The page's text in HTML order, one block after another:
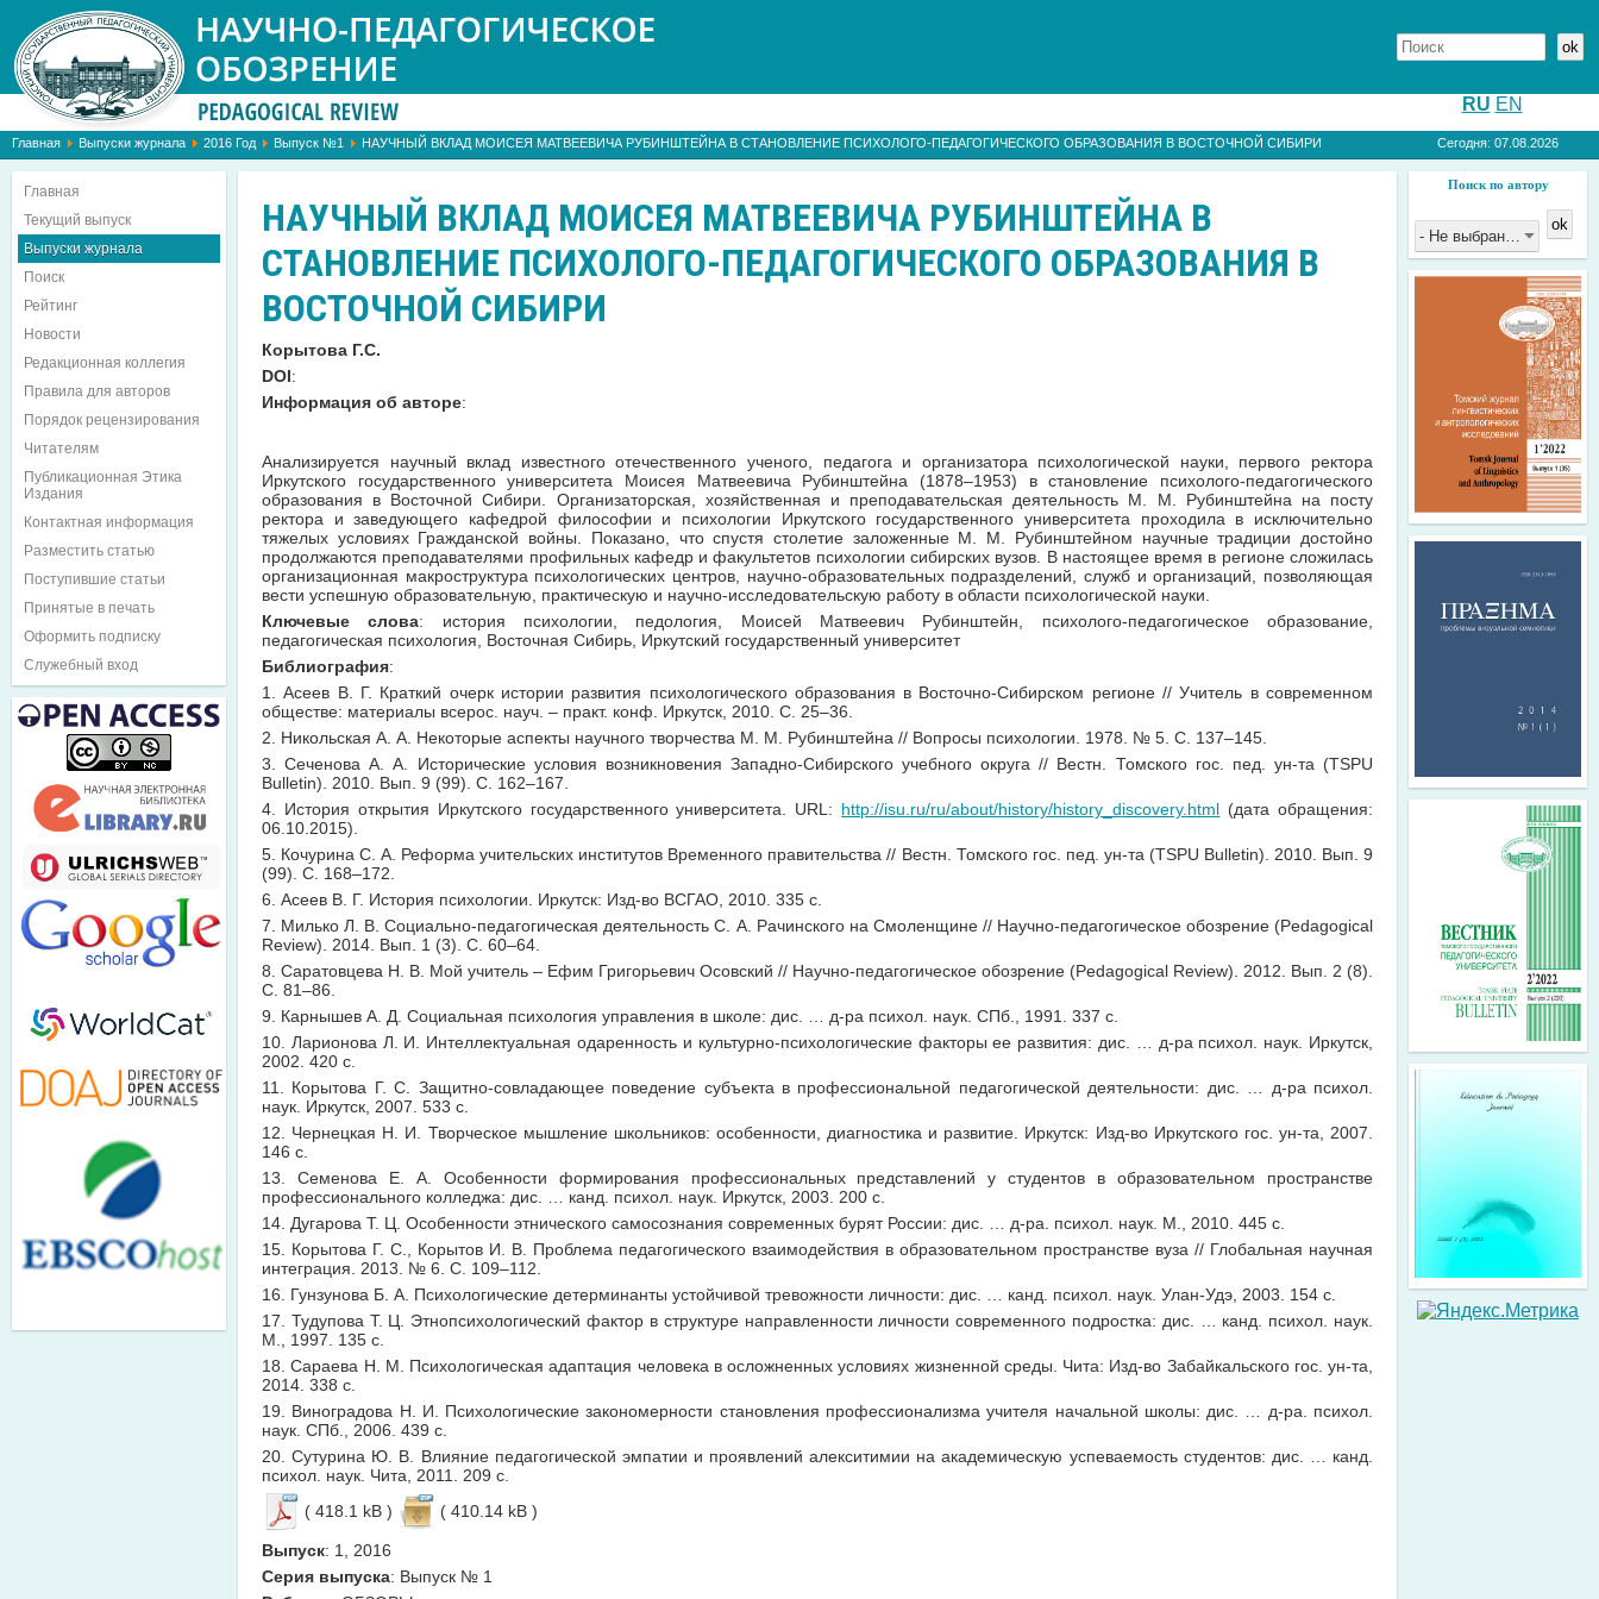
ok
RU EN
Сегодня: 07.08.2026
Главная Выпуски журнала 2016 Год Выпуск №1 НАУЧНЫЙ ВКЛАД МОИСЕЯ МАТВЕЕВИЧА РУБИНШТЕЙНА В СТАНОВЛЕНИЕ ПСИХОЛОГО-ПЕДАГОГИЧЕСКОГО ОБРАЗОВАНИЯ В ВОСТОЧНОЙ СИБИРИ
Главная
Текущий выпуск
Выпуски журнала
Поиск
Рейтинг
Новости
Редакционная коллегия
Правила для авторов
Порядок рецензирования
Читателям
Публикационная Этика
Издания
Контактная информация
Разместить статью
Поступившие статьи
Принятые в печать
Оформить подписку
Служебный вход
Поиск по автору
- Не выбрано -
ok
НАУЧНЫЙ ВКЛАД МОИСЕЯ МАТВЕЕВИЧА РУБИНШТЕЙНА В
СТАНОВЛЕНИЕ ПСИХОЛОГО-ПЕДАГОГИЧЕСКОГО ОБРАЗОВАНИЯ В
ВОСТОЧНОЙ СИБИРИ
Корытова Г.С.
DOI:
Информация об авторе:
Анализируется научный вклад известного отечественного ученого, педагога и организатора психологической науки, первого ректора
Иркутского государственного университета Моисея Матвеевича Рубинштейна (1878–1953) в становление психолого-педагогического
образования в Восточной Сибири. Организаторская, хозяйственная и преподавательская деятельность М. М. Рубинштейна на посту
ректора и заведующего кафедрой философии и психологии Иркутского государственного университета проходила в исключительно
тяжелых условиях Гражданской войны. Показано, что спустя столетие заложенные М. М. Рубинштейном научные традиции достойно
продолжаются преподавателями профильных кафедр и факультетов психологии сибирских вузов. В настоящее время в регионе сложилась
организационная макроструктура психологических центров, научно-образовательных подразделений, служб и организаций, позволяющая
вести успешную образовательную, практическую и научно-исследовательскую работу в области психологической науки.
Ключевые слова: история психологии, педология, Моисей Матвеевич Рубинштейн, психолого-педагогическое образование,
педагогическая психология, Восточная Сибирь, Иркутский государственный университет
Библиография:
1. Асеев В. Г. Краткий очерк истории развития психологического образования в Восточно-Сибирском регионе // Учитель в современном
обществе: материалы всерос. науч. – практ. конф. Иркутск, 2010. С. 25–36.
2. Никольская А. А. Некоторые аспекты научного творчества М. М. Рубинштейна // Вопросы психологии. 1978. № 5. С. 137–145.
3. Сеченова А. А. Исторические условия возникновения Западно-Сибирского учебного округа // Вестн. Томского гос. пед. ун-та (TSPU
Bulletin). 2010. Вып. 9 (99). С. 162–167.
4. История открытия Иркутского государственного университета. URL: http://isu.ru/ru/about/history/history_discovery.html (дата обращения:
06.10.2015).
5. Кочурина С. А. Реформа учительских институтов Временного правительства // Вестн. Томского гос. пед. ун-та (TSPU Bulletin). 2010. Вып. 9
(99). С. 168–172.
6. Асеев В. Г. История психологии. Иркутск: Изд-во ВСГАО, 2010. 335 с.
7. Милько Л. В. Социально-педагогическая деятельность С. А. Рачинского на Смоленщине // Научно-педагогическое обозрение (Pedagogical
Review). 2014. Вып. 1 (3). С. 60–64.
8. Саратовцева Н. В. Мой учитель – Ефим Григорьевич Осовский // Научно-педагогическое обозрение (Pedagogical Review). 2012. Вып. 2 (8).
С. 81–86.
9. Карнышев А. Д. Социальная психология управления в школе: дис. … д-ра психол. наук. СПб., 1991. 337 с.
10. Ларионова Л. И. Интеллектуальная одаренность и культурно-психологические факторы ее развития: дис. … д-ра психол. наук. Иркутск,
2002. 420 с.
11. Корытова Г. С. Защитно-совладающее поведение субъекта в профессиональной педагогической деятельности: дис. … д-ра психол.
наук. Иркутск, 2007. 533 с.
12. Чернецкая Н. И. Творческое мышление школьников: особенности, диагностика и развитие. Иркутск: Изд-во Иркутского гос. ун-та, 2007.
146 с.
13. Семенова Е. А. Особенности формирования профессиональных представлений у студентов в образовательном пространстве
профессионального колледжа: дис. … канд. психол. наук. Иркутск, 2003. 200 с.
14. Дугарова Т. Ц. Особенности этнического самосознания современных бурят России: дис. … д-ра. психол. наук. М., 2010. 445 с.
15. Корытова Г. С., Корытов И. В. Проблема педагогического взаимодействия в образовательном пространстве вуза // Глобальная научная
интеграция. 2013. № 6. С. 109–112.
16. Гунзунова Б. А. Психологические детерминанты устойчивой тревожности личности: дис. … канд. психол. наук. Улан-Удэ, 2003. 154 с.
17. Тудупова Т. Ц. Этнопсихологический фактор в структуре направленности личности современного подростка: дис. … канд. психол. наук.
М., 1997. 135 с.
18. Сараева Н. М. Психологическая адаптация человека в осложненных условиях жизненной среды. Чита: Изд-во Забайкальского гос. ун-та,
2014. 338 с.
19. Виноградова Н. И. Психологические закономерности становления профессионализма учителя начальной школы: дис. … д-ра. психол.
наук. СПб., 2006. 439 с.
20. Сутурина Ю. В. Влияние педагогической эмпатии и проявлений алекситимии на академическую успеваемость студентов: дис. … канд.
психол. наук. Чита, 2011. 209 с.
( 418.1 kB )
( 410.14 kB )
Выпуск: 1, 2016
Серия выпуска: Выпуск № 1